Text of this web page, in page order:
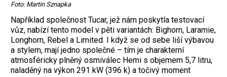
Foto: Martin Sznapka
Například společnost Tucar, jež nám poskytla testovací
vůz, nabízí tento model v pěti variantách: Bighorn, Laramie,
Longhorn, Rebel a Limited. I když se od sebe liší výbavou
a stylem, mají jedno společné – tím je charakterní
atmosféricky plněný osmiválec Hemi s objemem 5,7 litru,
naladěný na výkon 291 kW (396 k) a točivý moment